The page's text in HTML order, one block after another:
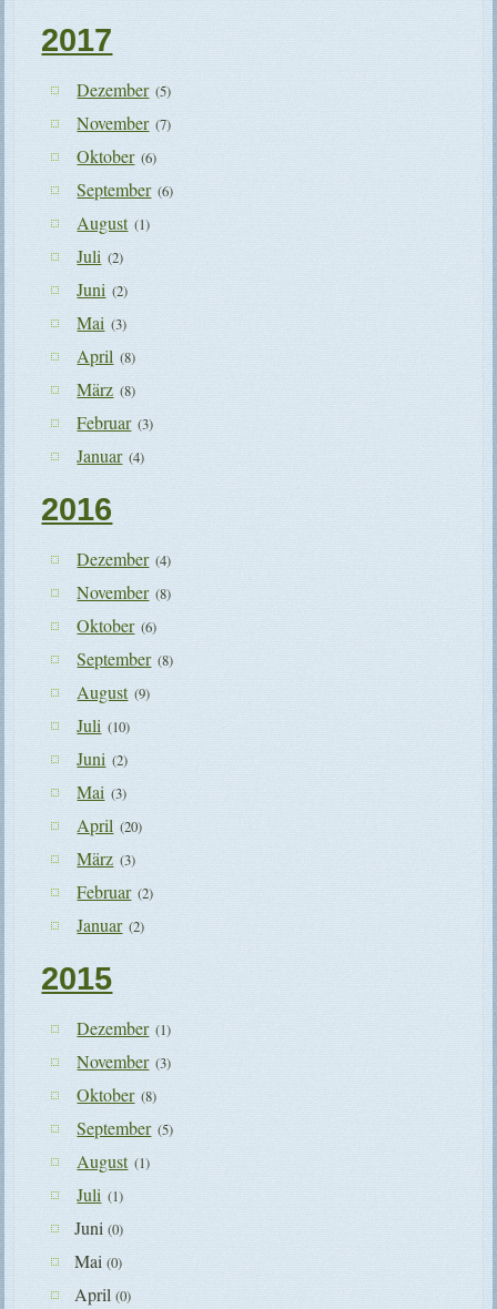
2017
Dezember (5)
November (7)
Oktober (6)
September (6)
August (1)
Juli (2)
Juni (2)
Mai (3)
April (8)
März (8)
Februar (3)
Januar (4)
2016
Dezember (4)
November (8)
Oktober (6)
September (8)
August (9)
Juli (10)
Juni (2)
Mai (3)
April (20)
März (3)
Februar (2)
Januar (2)
2015
Dezember (1)
November (3)
Oktober (8)
September (5)
August (1)
Juli (1)
Juni(0)
Mai(0)
April(0)